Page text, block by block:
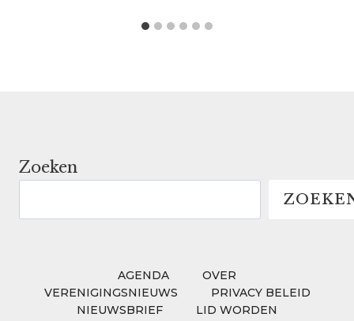
Zoeken
AGENDA
OVER
VERENIGINGSNIEUWS
PRIVACY BELEID
NIEUWSBRIEF
LID WORDEN